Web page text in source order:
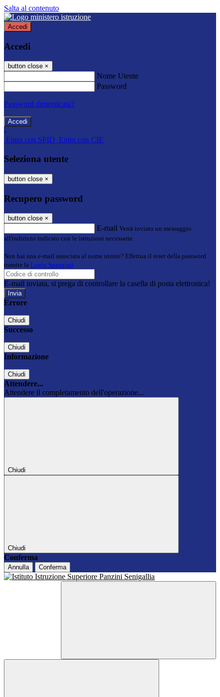
Salta al contenuto
Accedi
Accedi
button close ×
Nome Utente
Password
Password dimenticata?
-
Entra con SPID Entra con CIE
Seleziona utente
button close ×
Recupero password
button close ×
E-mail Verrà inviato un messaggio
all'indirizzo indicato con le istruzioni necessarie.
Non hai una e-mail associata al nome utente? Effettua il reset della password
tramite la Login Spaggiari
E-mail inviata, si prega di controllare la casella di posta elettronica!
Errore
Chiudi
Successo
Chiudi
Informazione
Chiudi
Attendere...
Attendere il completamento dell'operazione...
Chiudi
Chiudi
Conferma
Annulla Conferma